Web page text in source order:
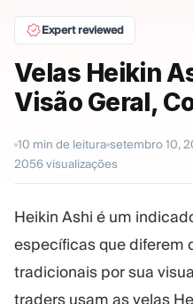
Expert reviewed
Velas Heikin
Visão Geral,
10 min de leitura setembro 10,
2056visualizações
Heikin Ashi é um
específicas que diferem
tradicionais por sua
traders usam as velas
Solução completa
Mesa Proprietária
MÓDULOS
Plataforma Trading